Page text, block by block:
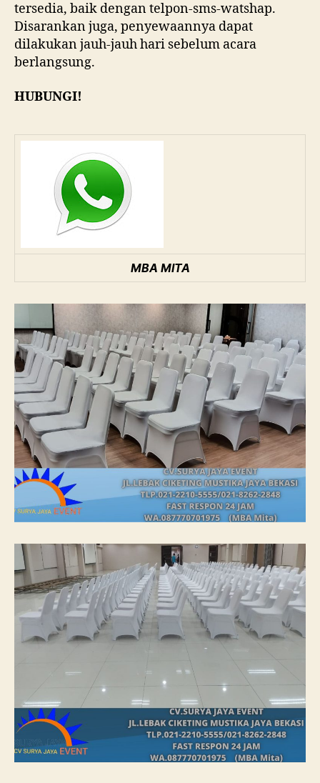
tersedia, baik dengan telpon-sms-watshap.
Disarankan juga, penyewaannya dapat
dilakukan jauh-jauh hari sebelum acara
berlangsung.
HUBUNGI!
MBA MITA